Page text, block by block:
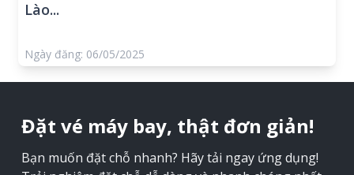
Lào...
Ngày đăng: 06/05/2025
Đặt vé máy bay, thật đơn giản!
Bạn muốn đặt chỗ nhanh? Hãy tải ngay ứng dụng!